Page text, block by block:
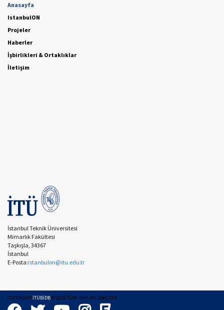
Anasayfa
IstanbulON
Projeler
Haberler
İşbirlikleri & Ortaklıklar
İletişim
İstanbul Teknik Üniversitesi
Mimarlık Fakültesi
Taşkışla, 34367
İstanbul
E-Posta:istanbulon@itu.edu.tr
COPYRIGHTİTÜBİDB©2026 TÜM HAKLARI SAKLIDIR